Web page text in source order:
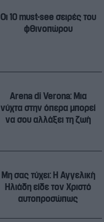
Οι 10 must-see σειρές του
φθινοπώρου
Arena di Verona: Mια
νύχτα στην όπερα μπορεί
να σου αλλάξει τη ζωή
Μη σας τύχει: Η Αγγελική
Ηλιάδη είδε τον Χριστό
αυτοπροσώπως